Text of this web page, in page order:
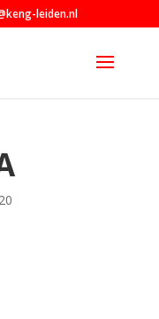
leiden.nl